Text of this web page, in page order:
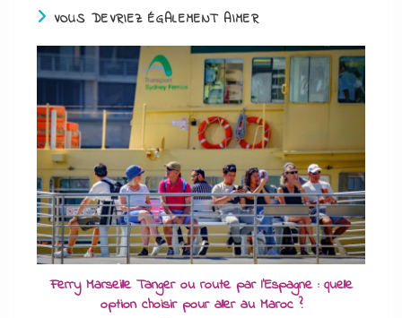
VOUS DEVRIEZ ÉGALEMENT AIMER
Ferry Marseille Tanger ou route par l’Espagne : quelle
option choisir pour aller au Maroc ?